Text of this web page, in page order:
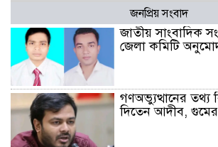
জনপ্রিয় সংবাদ
জাতীয় সাংবাদিক
জেলা কমিটি
গণঅভ্যুত্থানের তথ্য
দিতেন আদীব, গুমের